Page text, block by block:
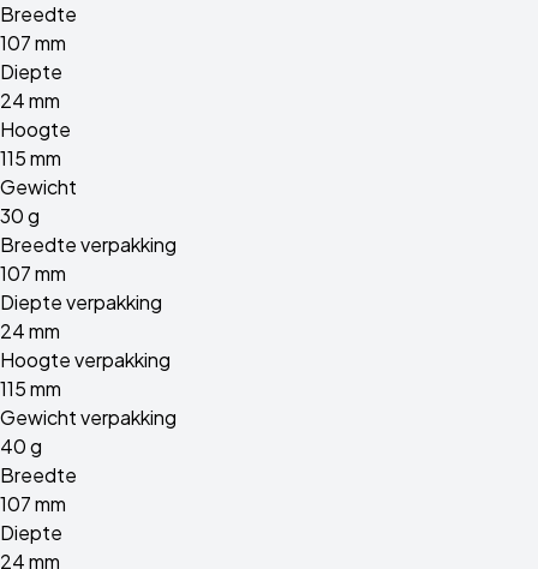
Breedte
107 mm
Diepte
24 mm
Hoogte
115 mm
Gewicht
30 g
Breedte verpakking
107 mm
Diepte verpakking
24 mm
Hoogte verpakking
115 mm
Gewicht verpakking
40 g
Breedte
107 mm
Diepte
24 mm